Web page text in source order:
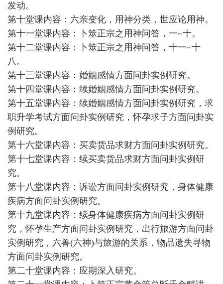
发动。
第十堂课内容：六亲变化，用神分类，世应论用神。
第十一堂课内容：卜筮正宗之用神问答，一~十。
第十二堂课内容：卜筮正宗之用神问答，十一~十
八。
第十三堂课内容：婚姻感情方面问卦实例研究。
第十四堂课内容：续婚姻感情方面问卦实例研究。
第十五堂课内容：续婚姻感情方面问卦实例研究，求
职升学考试方面问卦实例研究，怀孕求子方面问卦实
例研究。
第十六堂课内容：买卖货品求财方面问卦实例研究。
第十七堂课内容：续买卖货品求财方面问卦实例研
究。
第十八堂课内容：诉讼方面问卦实例研究，身体健康
疾病方面问卦实例研究。
第十九堂课内容：续身体健康疾病方面问卦实例研
究，怀孕生产方面问卦实例研究，出行旅游方面问卦
实例研究，六兽(六神)与旅游的关系，物品遗失寻物
方面问卦实例研究。
第二十堂课内容：应期深入研究。